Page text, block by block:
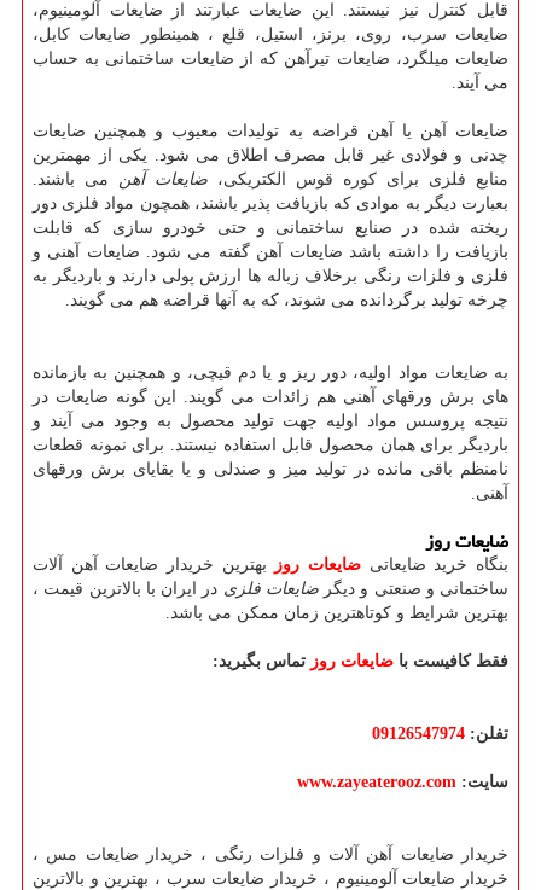
قابل کنترل نیز نیستند. این ضایعات عبارتند از ضایعات آلومینیوم،
ضایعات سرب، روی، برنز، استیل، قلع ، همینطور ضایعات کابل،
ضایعات میلگرد، ضایعات تیرآهن که از ضایعات ساختمانی به حساب
می آیند.
ضایعات آهن یا آهن قراضه به تولیدات معیوب و همچنین ضایعات
چدنی و فولادی غیر قابل مصرف اطلاق می شود. یکی از مهمترین
منابع فلزی برای کوره قوس الکتریکی، ضایعات آهن می باشند.
بعبارت دیگر به موادی که بازیافت پذیر باشند، همچون مواد فلزی دور
ریخته شده در صنایع ساختمانی و حتی خودرو سازی که قابلت
بازیافت را داشته باشد ضایعات آهن گفته می شود. ضایعات آهنی و
فلزی و فلزات رنگی برخلاف زباله ها ارزش پولی دارند و باردیگر به
چرخه تولید برگردانده می شوند، که به آنها قراضه هم می گویند.
به ضایعات مواد اولیه، دور ریز و یا دم قیچی، و همچنین به بازمانده
های برش ورقهای آهنی هم زائدات می گویند. این گونه ضایعات در
نتیجه پروسس مواد اولیه جهت تولید محصول به وجود می آیند و
باردیگر برای همان محصول قابل استفاده نیستند. برای نمونه قطعات
نامنظم باقی مانده در تولید میز و صندلی و یا بقایای برش ورقهای
آهنی.
ضایعات روز
بنگاه خرید ضایعاتی ضایعات روز
بهترین خریدار ضایعات آهن آلات
ساختمانی و صنعتی و دیگرضایعات فلزی در ایران با بالاترین قیمت ،
بهترین شرایط و کوتاهترین زمان ممکن می باشد.
فقط کافیست با ضایعات روز تماس بگیرید:
تفلن: 09126547974
سایت: www.zayeaterooz.com
خریدار ضایعات آهن آلات و فلزات رنگی ، خریدار ضایعات مس ،
خریدار ضایعات آلومینیوم ، خریدار ضایعات سرب ، بهترین و بالاترین